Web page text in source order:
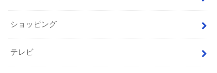
ショッピング
テレビ